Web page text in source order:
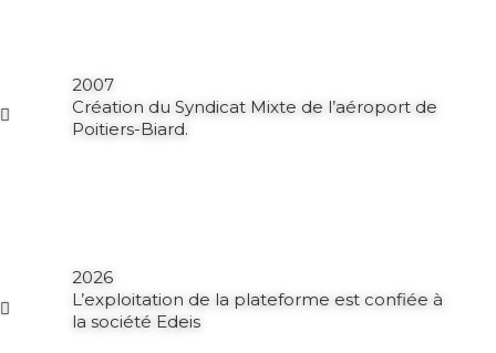
2007
Création du Syndicat Mixte de l’aéroport de
Poitiers-Biard.
2026
L’exploitation de la plateforme est confiée à
la société Edeis